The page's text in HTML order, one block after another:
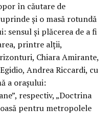
în căutare de
şi o masă rotundă
sensul şi plăcerea de a fi
printre alţii,
Chiara Amirante,
Andrea Riccardi, cu
a oraşului:
respectiv, „Doctrina
pentru metropolele